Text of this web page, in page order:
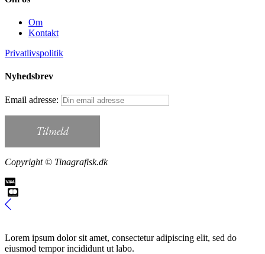
Om
Kontakt
Privatlivspolitik
Nyhedsbrev
Email adresse:
Copyright © Tinagrafisk.dk
Lorem ipsum dolor sit amet, consectetur adipiscing elit, sed do
eiusmod tempor incididunt ut labo.